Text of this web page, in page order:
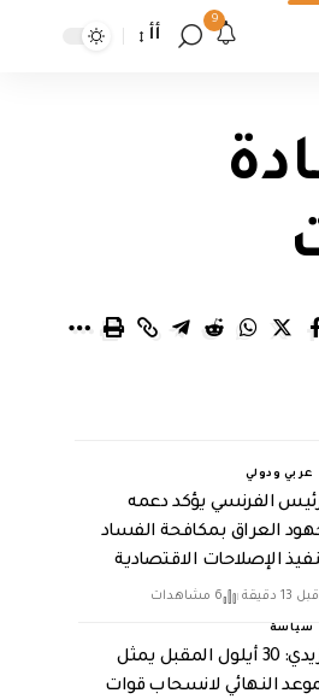
9
أأ
عربي ودولي
الفرنسي يؤكد دعمه
العراق بمكافحة الفساد
الإصلاحات الاقتصادية
قبل 13 دقيقة 6 مشاهدات
سياسة
الزيدي: 30 أيلول المقبل يمثل
النهائي لانسحاب قوات